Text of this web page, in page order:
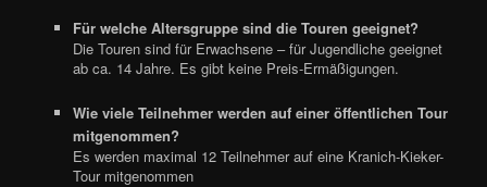
Für welche Altersgruppe sind die Touren geeignet?
Die Touren sind für Erwachsene – für Jugendliche geeignet
ab ca. 14 Jahre. Es gibt keine Preis-Ermäßigungen.
Wie viele Teilnehmer werden auf einer öffentlichen Tour
mitgenommen?
Es werden maximal 12 Teilnehmer auf eine Kranich-Kieker-
Tour mitgenommen